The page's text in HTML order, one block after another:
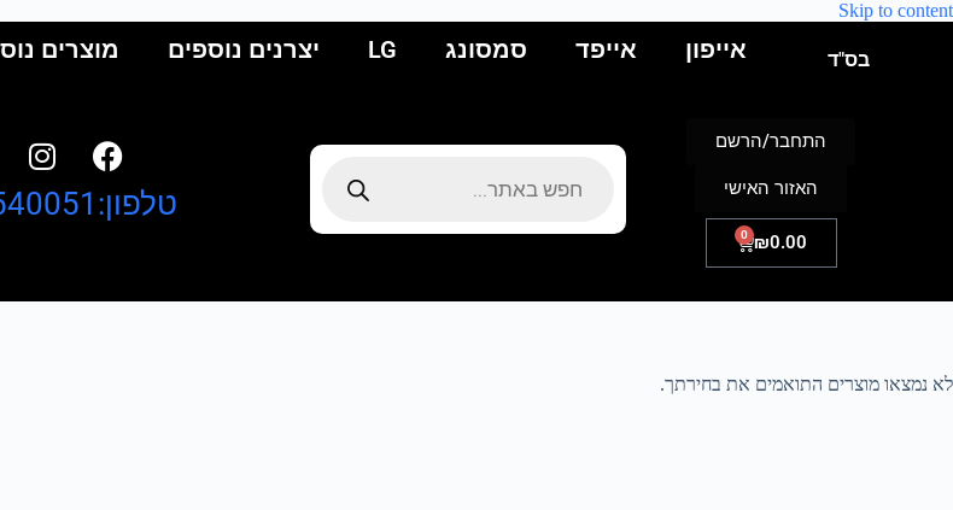
Skip to content
אייפון אייפד סמסונג LG יצרנים נוספים מוצרים בס"ד
₪0.00
0
התחבר/הרשם
האזור האישי טלפון:077-5540051
לא נמצאו מוצרים התואמים את בחירתך.